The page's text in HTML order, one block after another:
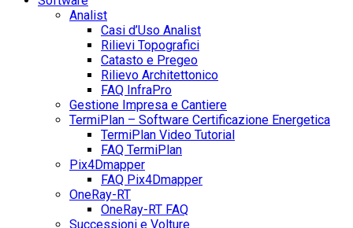
Analist
Casi d’Uso Analist
Rilievi Topografici
Catasto e Pregeo
Rilievo Architettonico
FAQ InfraPro
Gestione Impresa e Cantiere
TermiPlan – Software Certificazione Energetica
TermiPlan Video Tutorial
FAQ TermiPlan
Pix4Dmapper
FAQ Pix4Dmapper
OneRay-RT
OneRay-RT FAQ
Successioni e Volture